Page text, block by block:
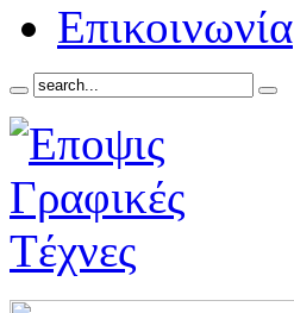
Επικοινωνία